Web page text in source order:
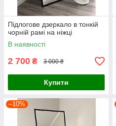
Підлогове дзеркало в тонкій
чорній рамі на ніжці
В наявності
2 700 ₴ 3 000 ₴
Купити
–10%